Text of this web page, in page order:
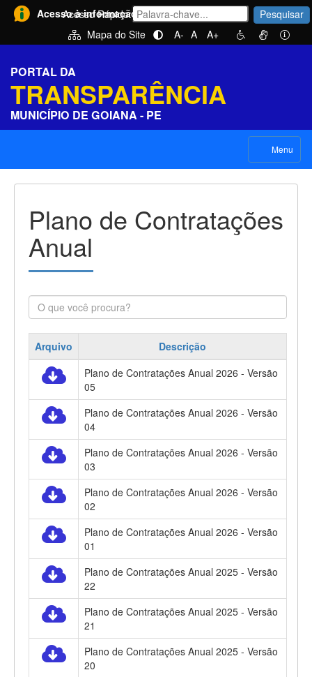
Acesso à informação
Acesso Rápido:
Pesquisar
Mapa do Site
A- A A+
PORTAL DA
TRANSPARÊNCIA
MUNICÍPIO DE GOIANA - PE
Menu
Plano de Contratações
Anual
Arquivo
Descrição
Plano de Contratações Anual 2026 - Versão
05
Plano de Contratações Anual 2026 - Versão
04
Plano de Contratações Anual 2026 - Versão
03
Plano de Contratações Anual 2026 - Versão
02
Plano de Contratações Anual 2026 - Versão
01
Plano de Contratações Anual 2025 - Versão
22
Plano de Contratações Anual 2025 - Versão
21
Plano de Contratações Anual 2025 - Versão
20